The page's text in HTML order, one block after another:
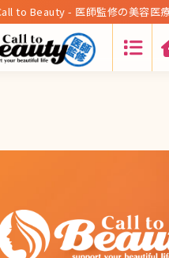
to Beauty - 医師監修の美容医療